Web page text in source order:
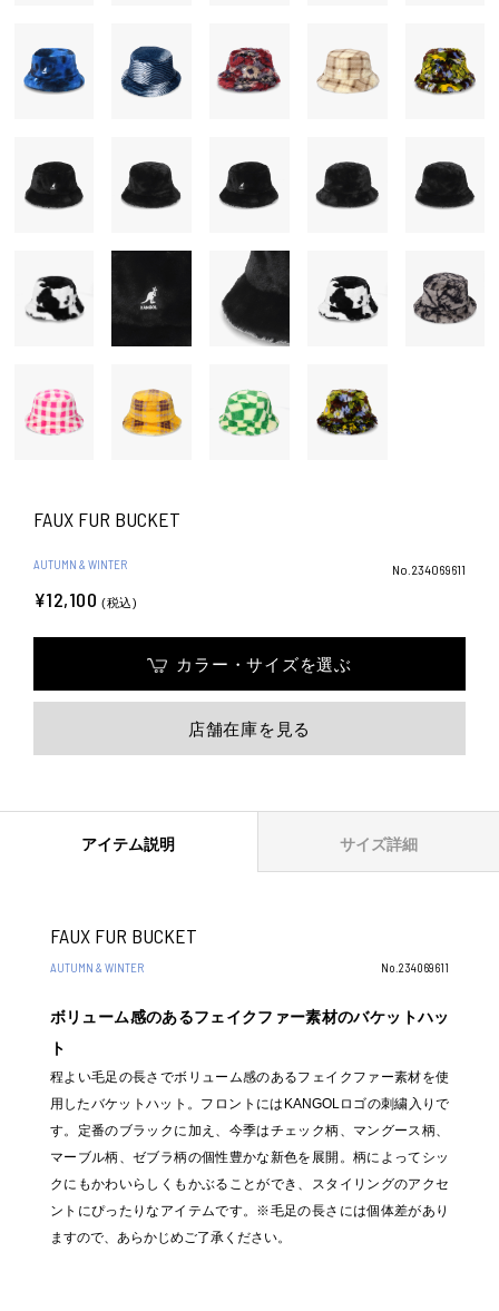
FAUX FUR BUCKET
AUTUMN & WINTER No.234069611
¥12,100 (税込)
カラー・サイズを選ぶ
店舗在庫を見る
アイテム説明 サイズ詳細
FAUX FUR BUCKET
AUTUMN & WINTER No.234069611
ボリューム感のあるフェイクファー素材のバケットハッ
ト
程よい毛足の長さでボリューム感のあるフェイクファー素材を使
用したバケットハット。フロントにはKANGOLロゴの刺繍入りで
す。定番のブラックに加え、今季はチェック柄、マングース柄、
マーブル柄、ゼブラ柄の個性豊かな新色を展開。柄によってシッ
クにもかわいらしくもかぶることができ、スタイリングのアクセ
ントにぴったりなアイテムです。※毛足の長さには個体差があり
ますので、あらかじめご了承ください。